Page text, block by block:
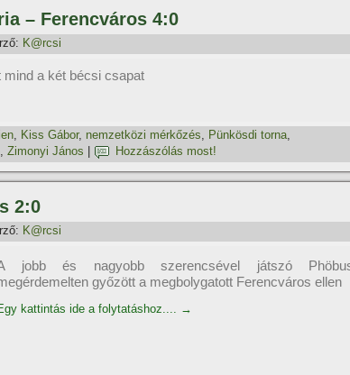
– Ferencváros 4:0
K@rcsi
a két bécsi csapat
, Kiss Gábor, nemzetközi mérkőzés, Pünkösdi torna,
, Zimonyi János Hozzászólás most!
2:0
K@rcsi
jobb és nagyobb szerencsével játszó
győzött a megbolygatott Ferencváros ellen
kattintás ide a folytatáshoz.... →